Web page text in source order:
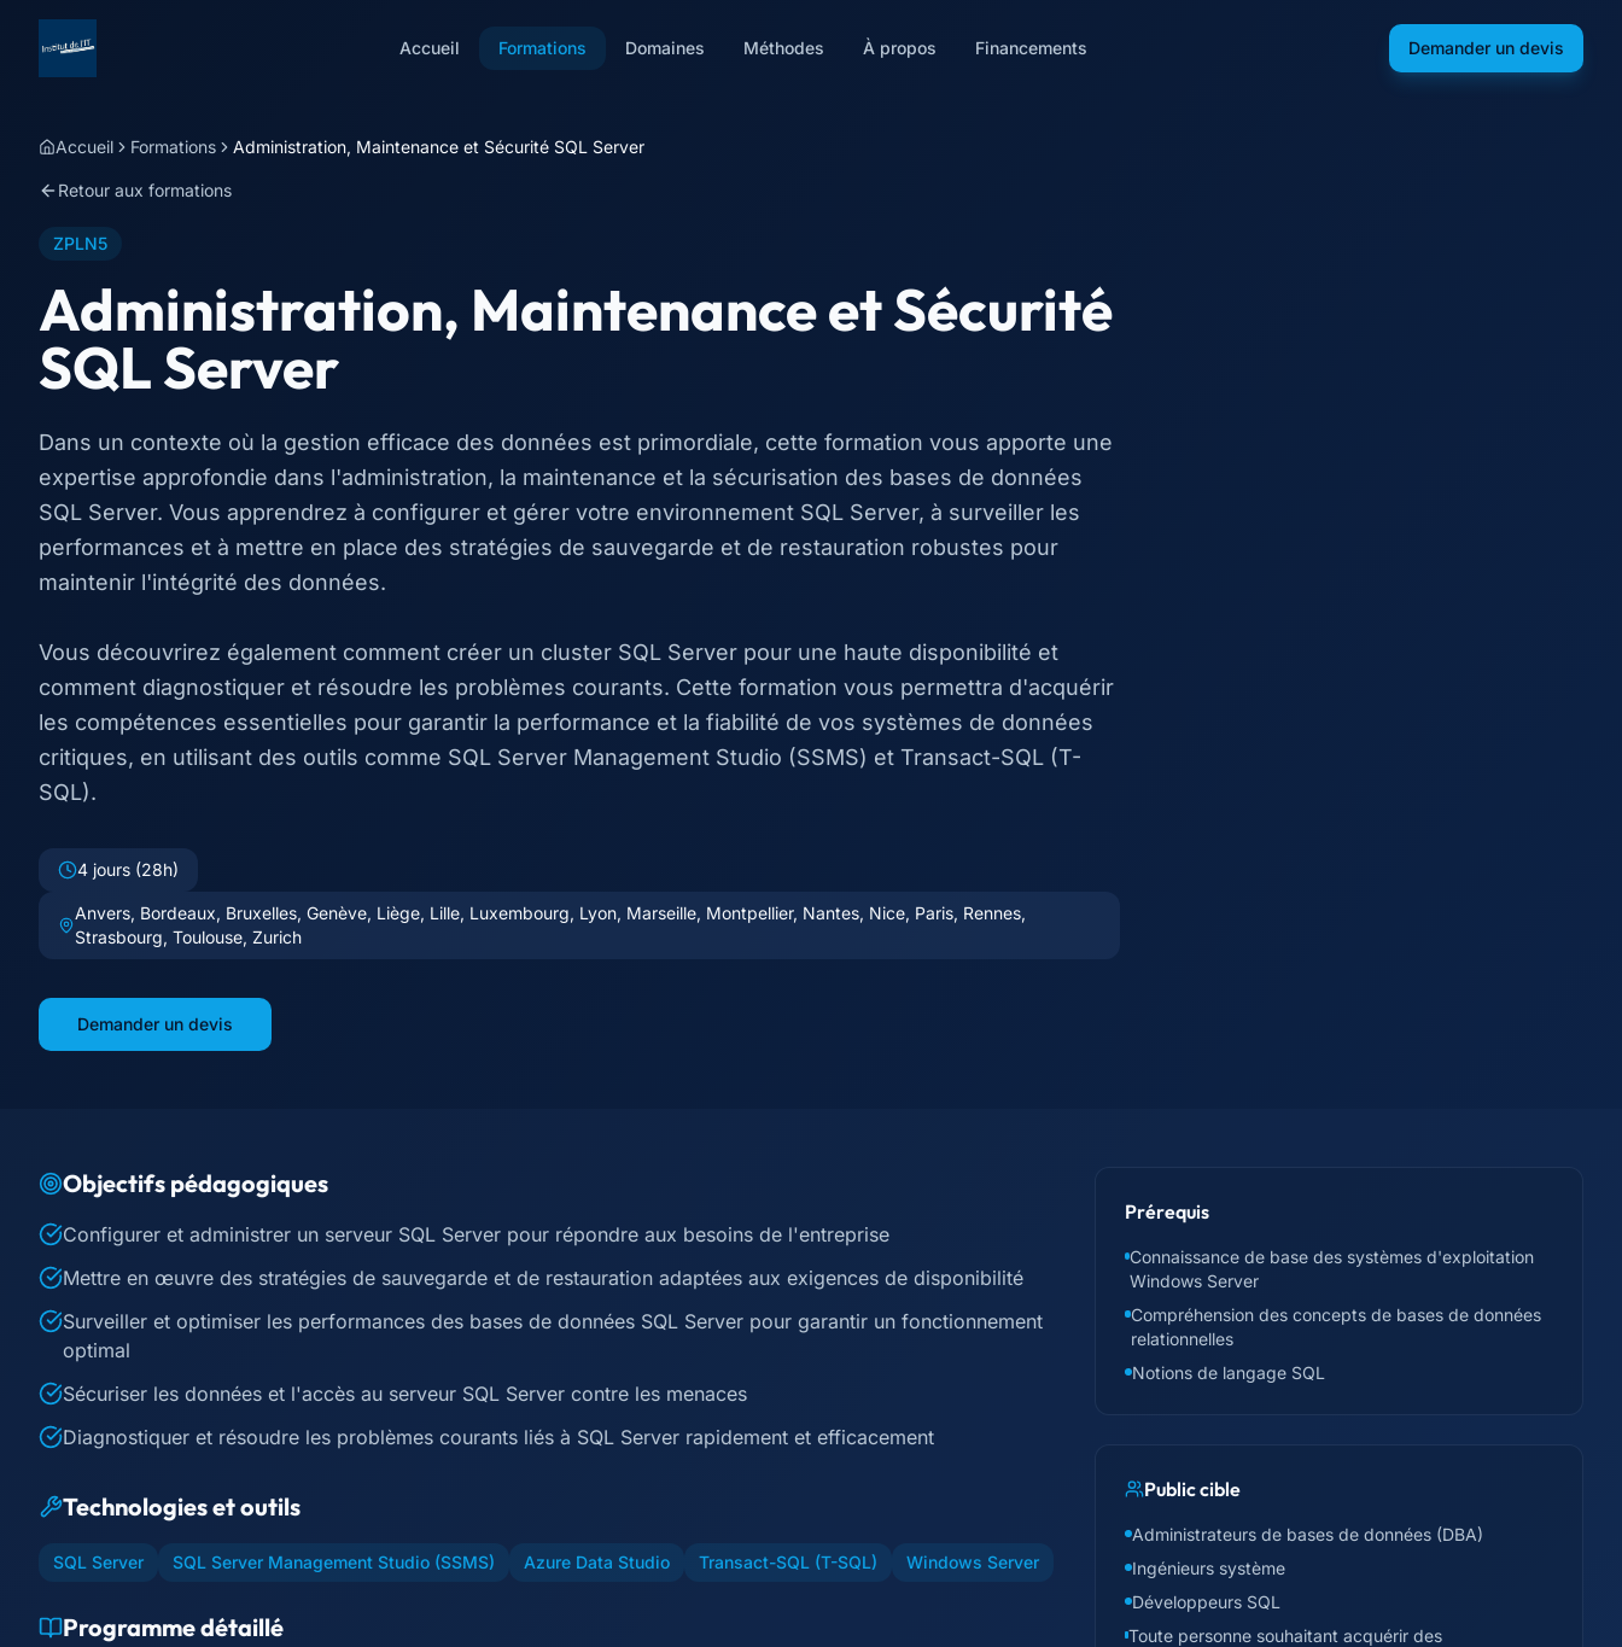
Accueil Formations Domaines Méthodes À propos Financements Demander un devis
Accueil Formations Administration, Maintenance et Sécurité SQL Server
Retour aux formations
ZPLN5
Administration, Maintenance et Sécurité
SQL Server
Dans un contexte où la gestion efficace des données est primordiale, cette formation vous apporte une
expertise approfondie dans l'administration, la maintenance et la sécurisation des bases de données
SQL Server. Vous apprendrez à configurer et gérer votre environnement SQL Server, à surveiller les
performances et à mettre en place des stratégies de sauvegarde et de restauration robustes pour
maintenir l'intégrité des données.
Vous découvrirez également comment créer un cluster SQL Server pour une haute disponibilité et
comment diagnostiquer et résoudre les problèmes courants. Cette formation vous permettra d'acquérir
les compétences essentielles pour garantir la performance et la fiabilité de vos systèmes de données
critiques, en utilisant des outils comme SQL Server Management Studio (SSMS) et Transact-SQL (T-
SQL).
4 jours (28h)
Anvers, Bordeaux, Bruxelles, Genève, Liège, Lille, Luxembourg, Lyon, Marseille, Montpellier, Nantes, Nice, Paris, Rennes,
Strasbourg, Toulouse, Zurich
Demander un devis
Objectifs pédagogiques
Configurer et administrer un serveur SQL Server pour répondre aux besoins de l'entreprise
Mettre en œuvre des stratégies de sauvegarde et de restauration adaptées aux exigences de disponibilité
Surveiller et optimiser les performances des bases de données SQL Server pour garantir un fonctionnement
optimal
Sécuriser les données et l'accès au serveur SQL Server contre les menaces
Diagnostiquer et résoudre les problèmes courants liés à SQL Server rapidement et efficacement
Technologies et outils
SQL Server SQL Server Management Studio (SSMS) Azure Data Studio Transact-SQL (T-SQL) Windows Server
Programme détaillé
Prérequis
Connaissance de base des systèmes d'exploitation
Windows Server
Compréhension des concepts de bases de données
relationnelles
Notions de langage SQL
Public cible
Administrateurs de bases de données (DBA)
Ingénieurs système
Développeurs SQL
Toute personne souhaitant acquérir des